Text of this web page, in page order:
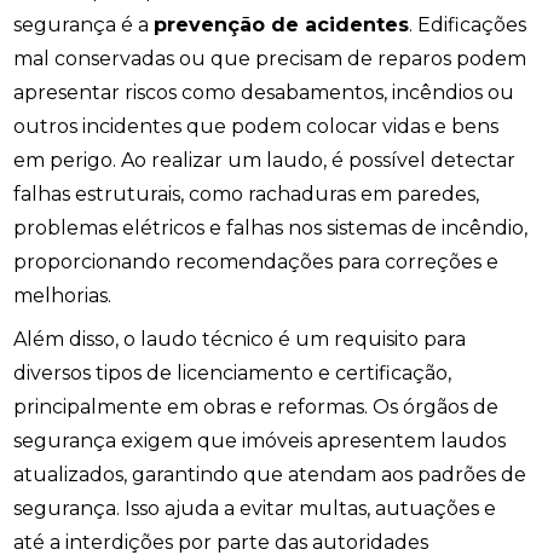
segurança é a prevenção de acidentes. Edificações
mal conservadas ou que precisam de reparos podem
apresentar riscos como desabamentos, incêndios ou
outros incidentes que podem colocar vidas e bens
em perigo. Ao realizar um laudo, é possível detectar
falhas estruturais, como rachaduras em paredes,
problemas elétricos e falhas nos sistemas de incêndio,
proporcionando recomendações para correções e
melhorias.
Além disso, o laudo técnico é um requisito para
diversos tipos de licenciamento e certificação,
principalmente em obras e reformas. Os órgãos de
segurança exigem que imóveis apresentem laudos
atualizados, garantindo que atendam aos padrões de
segurança. Isso ajuda a evitar multas, autuações e
até a interdições por parte das autoridades